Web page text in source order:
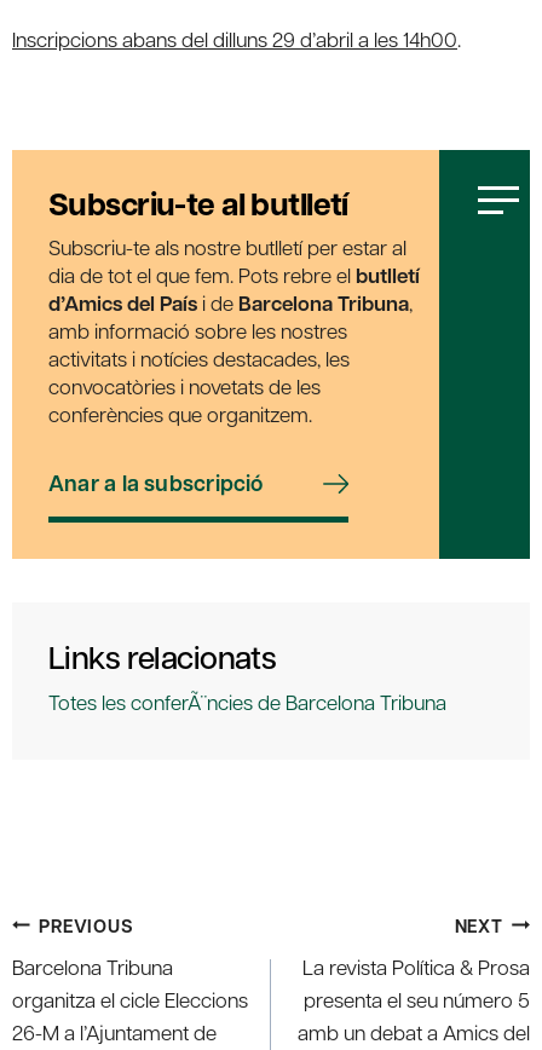
Inscripcions abans del dilluns 29 d’abril a les 14h00.
Subscriu-te al butlletí
Subscriu-te als nostre butlletí per estar al
dia de tot el que fem. Pots rebre el butlletí
d’Amics del País i de Barcelona Tribuna,
amb informació sobre les nostres
activitats i notícies destacades, les
convocatòries i novetats de les
conferències que organitzem.
Anar a la subscripció
Links relacionats
Totes les conferÃ¨ncies de Barcelona Tribuna
Post
navigation
PREVIOUS
Barcelona Tribuna
organitza el cicle Eleccions
26-M a l’Ajuntament de
NEXT
La revista Política & Prosa
presenta el seu número 5
amb un debat a Amics del